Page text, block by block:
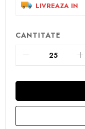
LIVREAZA IN
CANTITATE